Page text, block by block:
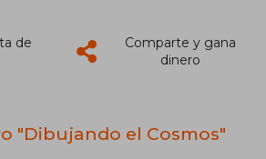
de
Comparte y gana
dinero
"Dibujando el Cosmos"